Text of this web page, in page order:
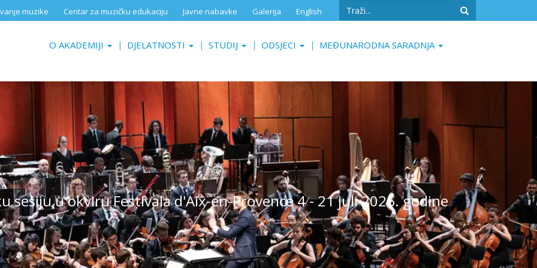
muzike Centar za muzičku edukaciju Javne nabavke Galerija English
Search
O AKADEMIJI DJELATNOSTI STUDIJ ODSJECI MEĐUNARODNA SARADNJA
sesiju u okviru Festivala d'Aix-en-Provence 4 - 21 juli 2025. godine